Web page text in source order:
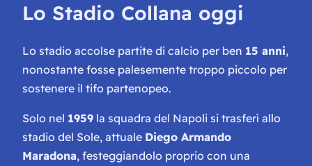
Lo Stadio Collana oggi
Lo stadio accolse partite di calcio per ben 15 anni,
nonostante fosse palesemente troppo piccolo per
sostenere il tifo partenopeo.
Solo nel 1959 la squadra del Napoli si trasferì allo
stadio del Sole, attuale Diego Armando
Maradona, festeggiandolo proprio con una